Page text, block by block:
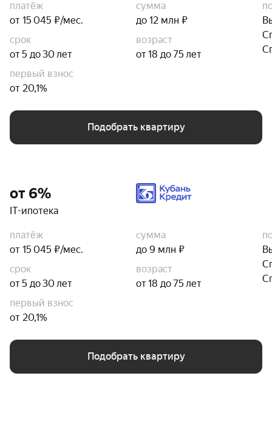
платёж
от 15 045 ₽/мес.
сумма
до 12 млн ₽
срок
от 5 до 30 лет
возраст
от 18 до 75 лет
первый взнос
от 20,1%
Подобрать квартиру
от 6%
IT-ипотека
платёж
от 15 045 ₽/мес.
сумма
до 9 млн ₽
срок
от 5 до 30 лет
возраст
от 18 до 75 лет
первый взнос
от 20,1%
Подобрать квартиру